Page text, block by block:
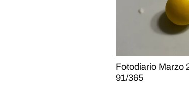
Fotodiario Marzo
91/365